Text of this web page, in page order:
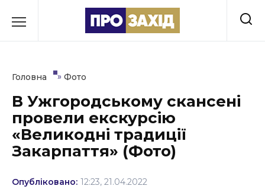
до
Культура
Освіта
Головна » Фото
В Ужгородському скансені
провели екскурсію
«Великодні традиції
Закарпаття» (Фото)
Опубліковано: 12:23, 21.04.2022